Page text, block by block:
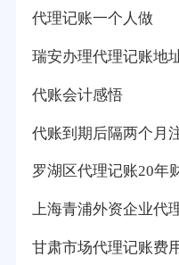
代理记账一个人做
瑞安办理代理记账地
代账会计感悟
代账到期后隔两个月
罗湖区代理记账20年
上海青浦外资企业代
甘肃市场代理记账费